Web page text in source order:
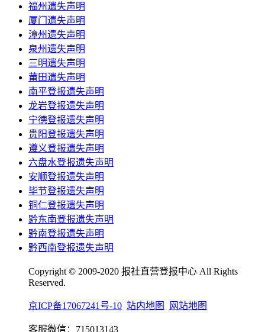
福州遗失声明
厦门遗失声明
漳州遗失声明
泉州遗失声明
三明遗失声明
莆田遗失声明
南平登报遗失声明
龙岩登报遗失声明
宁德登报遗失声明
贵阳登报遗失声明
遵义登报遗失声明
六盘水登报遗失声明
安顺登报遗失声明
毕节登报遗失声明
铜仁登报遗失声明
黔东南登报遗失声明
黔南登报遗失声明
黔西南登报遗失声明
Copyright © 2009-2020 报社直营登报中心 All Rights
Reserved.
京ICP备17067241号-10 站内地图 网站地图
客服微信：715013143